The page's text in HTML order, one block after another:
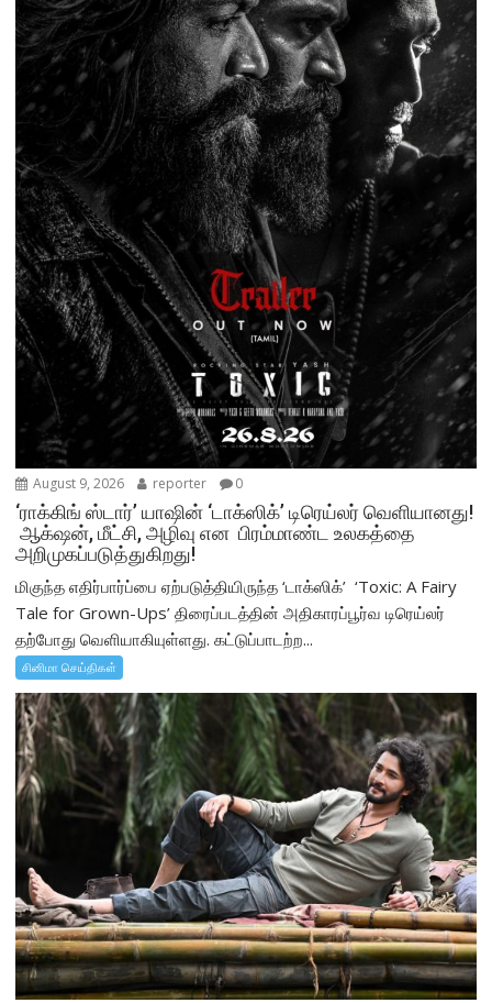
August 9, 2026 reporter 0
‘ராக்கிங் ஸ்டார்’ யாஷின் ‘டாக்ஸிக்’ டிரெய்லர் வெளியானது!
ஆக்‌ஷன், மீட்சி, அழிவு என பிரம்மாண்ட உலகத்தை
அறிமுகப்படுத்துகிறது!
மிகுந்த எதிர்பார்ப்பை ஏற்படுத்தியிருந்த ‘டாக்ஸிக்’ ‘Toxic: A Fairy
Tale for Grown-Ups’ திரைப்படத்தின் அதிகாரப்பூர்வ டிரெய்லர்
தற்போது வெளியாகியுள்ளது. கட்டுப்பாடற்ற...
சினிமா செய்திகள்